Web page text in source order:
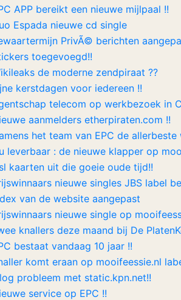
APP bereikt een nieuwe mijlpaal !!
Espada nieuwe cd single
PrivÃ© berichten
toegevoegd!!
de moderne zendpiraat ??
kerstdagen voor iedereen !!
telecom op werkbezoek in
aanmelders etherpiraten.com !!
het team van EPC de allerbeste
leverbaar : de nieuwe klapper op
kaarten uit die goeie oude tijd!!
nieuwe singles JBS label
van de website aangepast
nieuwe single op
knallers deze maand bij De
bestaat vandaag 10 jaar !!
komt eraan op mooifeessie.nl
probleem met static.kpn.net!!
service op EPC !!